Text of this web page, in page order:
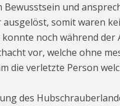
und
somit waren
noch während
vor, welche ohne
die verletzte Person
des